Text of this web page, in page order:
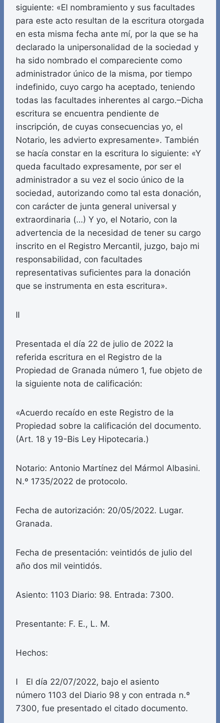
siguiente: «El nombramiento y sus facultades
para este acto resultan de la escritura otorgada
en esta misma fecha ante mí, por la que se ha
declarado la unipersonalidad de la sociedad y
ha sido nombrado el compareciente como
administrador único de la misma, por tiempo
indefinido, cuyo cargo ha aceptado, teniendo
todas las facultades inherentes al cargo.–Dicha
escritura se encuentra pendiente de
inscripción, de cuyas consecuencias yo, el
Notario, les advierto expresamente». También
se hacía constar en la escritura lo siguiente: «Y
queda facultado expresamente, por ser el
administrador a su vez el socio único de la
sociedad, autorizando como tal esta donación,
con carácter de junta general universal y
extraordinaria (…) Y yo, el Notario, con la
advertencia de la necesidad de tener su cargo
inscrito en el Registro Mercantil, juzgo, bajo mi
responsabilidad, con facultades
representativas suficientes para la donación
que se instrumenta en esta escritura».
II
Presentada el día 22 de julio de 2022 la
referida escritura en el Registro de la
Propiedad de Granada número 1, fue objeto de
la siguiente nota de calificación:
«Acuerdo recaído en este Registro de la
Propiedad sobre la calificación del documento.
(Art. 18 y 19-Bis Ley Hipotecaria.)
Notario: Antonio Martínez del Mármol Albasini.
N.º 1735/2022 de protocolo.
Fecha de autorización: 20/05/2022. Lugar.
Granada.
Fecha de presentación: veintidós de julio del
año dos mil veintidós.
Asiento: 1103 Diario: 98. Entrada: 7300.
Presentante: F. E., L. M.
Hechos:
I El día 22/07/2022, bajo el asiento
número 1103 del Diario 98 y con entrada n.º
7300, fue presentado el citado documento.